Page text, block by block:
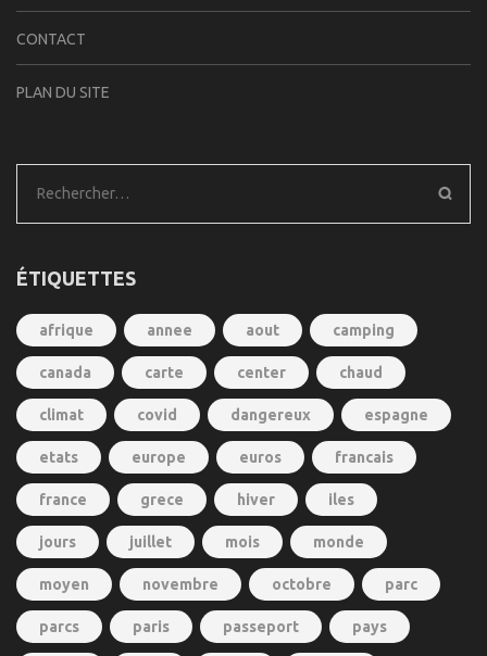
CONTACT
PLAN DU SITE
Rechercher :
ÉTIQUETTES
afrique annee aout camping
canada carte center chaud
climat covid dangereux espagne
etats europe euros francais
france grece hiver iles
jours juillet mois monde
moyen novembre octobre parc
parcs paris passeport pays